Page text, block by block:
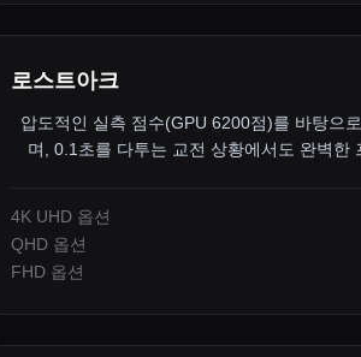
로스트아크
압도적인 실측 점수(GPU 6200점)를 바탕으
며, 0.1초를 다투는 교전 상황에서도 완벽한
4K UHD 옵션
QHD 옵션
FHD 옵션